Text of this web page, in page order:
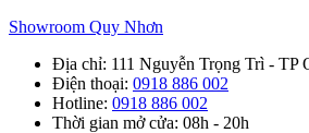
Showroom Quy Nhơn
Địa chỉ: 111 Nguyễn Trọng Trì -
Điện thoại: 0918 886 002
Hotline: 0918 886 002
Thời gian mở cửa: 08h - 20h